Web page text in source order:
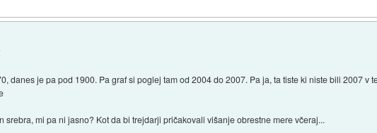
danes je pa pod 1900. Pa graf si poglej tam od 2004 do 2007. Pa ja, ta tiste ki niste bili 2007 v
srebra, mi pa ni jasno? Kot da bi trejdarji pričakovali višanje obrestne mere včeraj...